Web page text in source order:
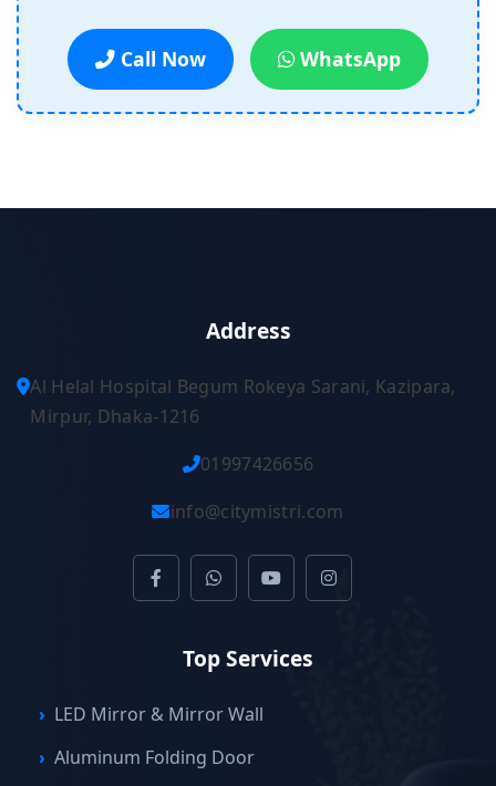
Call Now WhatsApp
Address
Al Helal Hospital Begum Rokeya Sarani, Kazipara,
Mirpur, Dhaka-1216
01997426656
info@citymistri.com
Top Services
LED Mirror & Mirror Wall
Aluminum Folding Door